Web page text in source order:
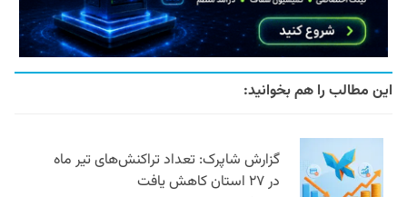
این مطالب را هم بخوانید:
گزارش شاپرک: تعداد تراکنش‌های تیر ماه
در ۲۷ استان‌ کاهش یافت